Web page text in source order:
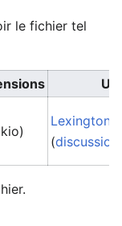
le fichier tel
Lexington
(discussion